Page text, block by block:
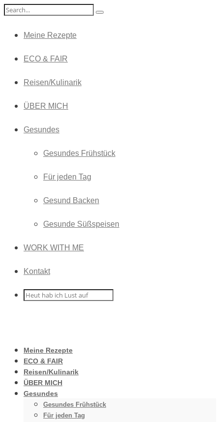
Meine Rezepte
ECO & FAIR
Reisen/Kulinarik
ÜBER MICH
Gesundes
Gesundes Frühstück
Für jeden Tag
Gesund Backen
Gesunde Süßspeisen
WORK WITH ME
Kontakt
Meine Rezepte
ECO & FAIR
Reisen/Kulinarik
ÜBER MICH
Gesundes
Gesundes Frühstück
Für jeden Tag